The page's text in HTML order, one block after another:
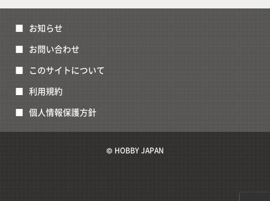
お知らせ
お問い合わせ
このサイトについて
利用規約
個人情報保護方針
© HOBBY JAPAN